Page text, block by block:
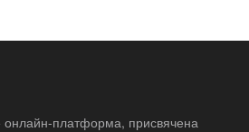
онлайн-платформа, присвячена